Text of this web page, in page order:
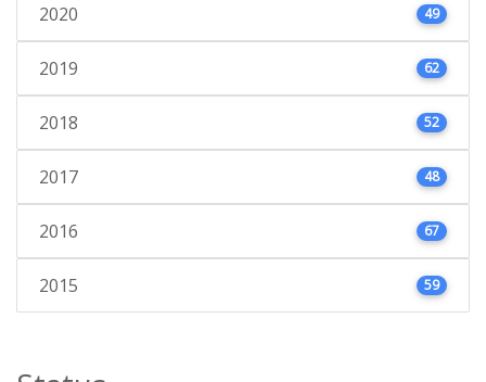
2020 49
2019 62
2018 52
2017 48
2016 67
2015 59